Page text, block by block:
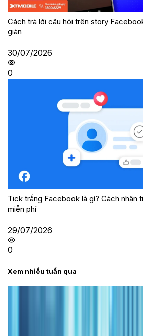
Cách trả lời câu hỏi trên story
giản
30/07/2026
0
Tick trắng Facebook là gì? Cách nhận
miễn phí
29/07/2026
0
Xem nhiều tuần qua